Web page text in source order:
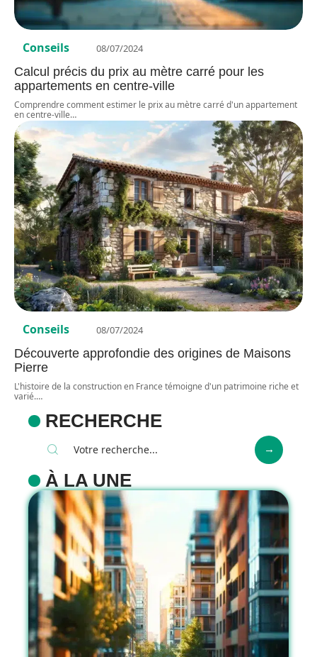
Conseils 08/07/2024
Calcul précis du prix au mètre carré pour les
appartements en centre-ville
Comprendre comment estimer le prix au mètre carré d'un appartement
en centre-ville…
Conseils 08/07/2024
Découverte approfondie des origines de Maisons
Pierre
L'histoire de la construction en France témoigne d'un patrimoine riche et
varié.…
RECHERCHE
À LA UNE